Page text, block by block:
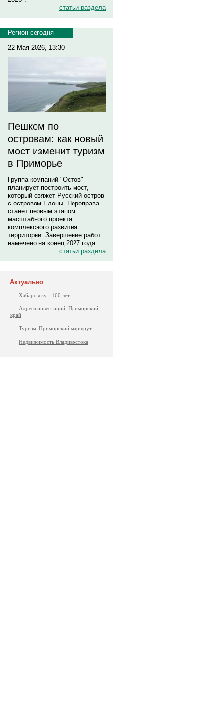
статьи раздела
Регион сегодня
22 Мая 2026, 13:30
Пешком по
островам: как новый
мост изменит туризм
в Приморье
Группа компаний "Остов"
планирует построить мост,
который свяжет Русский остров
с островом Елены. Переправа
станет первым этапом
масштабного проекта
комплексного развития
территории. Завершение работ
намечено на конец 2027 года.
статьи раздела
Актуально
Хабаровску - 160 лет
Адреса инвестиций. Приморский
край
Туризм: Приморский маршрут
Недвижимость Владивостока